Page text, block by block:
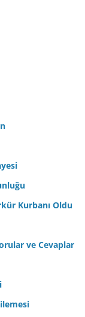
Kurbanı Oldu
ve Cevaplar